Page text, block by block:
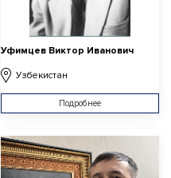
Уфимцев Виктор Иванович
Узбекистан
Подробнее